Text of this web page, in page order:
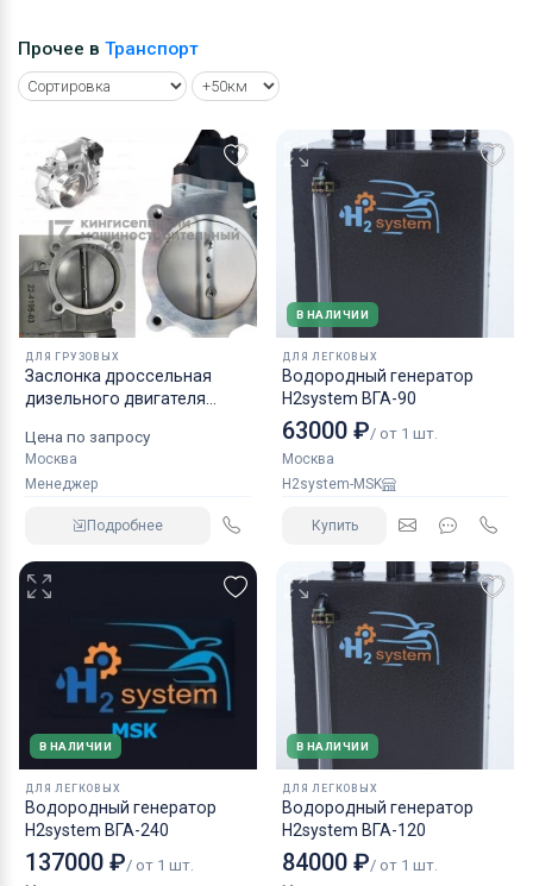
Прочее в Транспорт
ДЛЯ ГРУЗОВЫХ
Заслонка дроссельная
дизельного двигателя
Цена по запросу
Москва
Менеджер
Подробнее
В НАЛИЧИИ
ДЛЯ ЛЕГКОВЫХ
Водородный генератор
H2system ВГА-90
63000 ₽/ от 1 шт.
Москва
H2system-MSK
Купить
В НАЛИЧИИ
ДЛЯ ЛЕГКОВЫХ
Водородный генератор
H2system ВГА-240
137000 ₽/ от 1 шт.
В НАЛИЧИИ
ДЛЯ ЛЕГКОВЫХ
Водородный генератор
H2system ВГА-120
84000 ₽/ от 1 шт.